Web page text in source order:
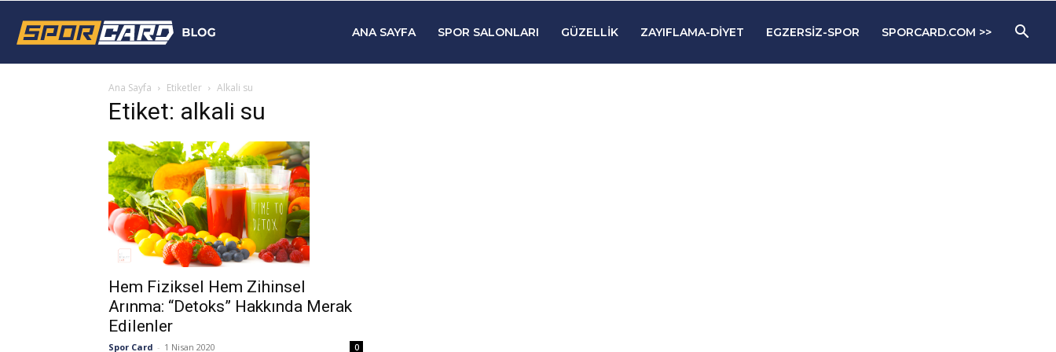
Blog
ANA SAYFA SPOR SALONLARI GÜZELLIK ZAYIFLAMA-DIYET EGZERSIZ-SPOR SPORCARD.COM >>
Ana Sayfa Etiketler Alkali su
Etiket: alkali su
Hem Fiziksel Hem Zihinsel
Arınma: “Detoks” Hakkında Merak
Edilenler
Spor Card - 1 Nisan 2020 0